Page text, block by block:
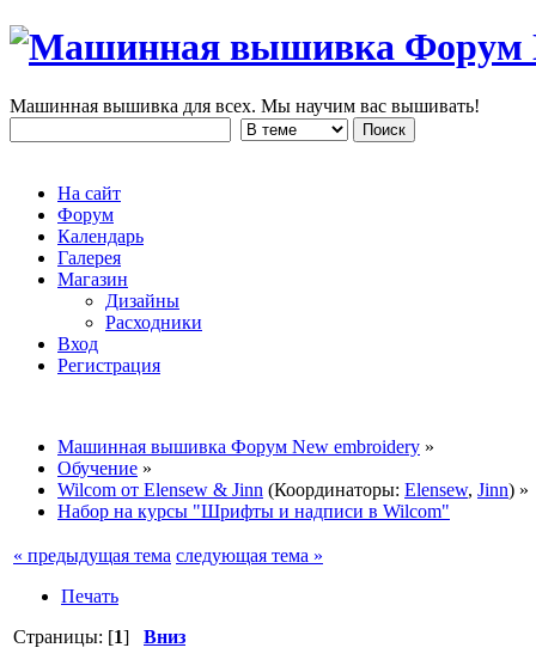
Машинная вышивка для всех. Мы научим вас вышивать!
На сайт
Форум
Календарь
Галерея
Магазин
Дизайны
Расходники
Вход
Регистрация
Машинная вышивка Форум New embroidery »
Обучение »
Wilcom от Elensew & Jinn (Координаторы: Elensew, Jinn) »
Набор на курсы "Шрифты и надписи в Wilcom"
« предыдущая тема следующая тема »
Печать
Страницы: [1] Вниз